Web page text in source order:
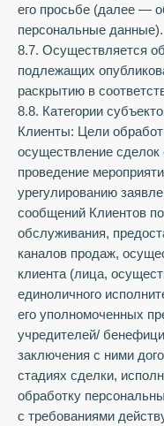
его просьбе (далее —
персональные данные).
8.7. Осуществляется
подлежащих
раскрытию в
8.8. Категории
Клиенты: Цели
осуществление
проведение
урегулированию
сообщений Клиентов
обслуживания,
каналов продаж,
клиента (лица,
единоличного
его уполномоченных
учредителей/
заключения с ними
стадиях сделки,
обработку
с требованиями